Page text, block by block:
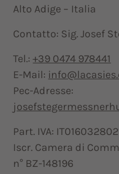
Alto Adige – Italia
Contatto: Sig. Josef
Tel.:+39 0474 978441
E-Mail:
Pec-Adresse:
Part. IVA:
Iscr. Camera di
n° BZ-148196